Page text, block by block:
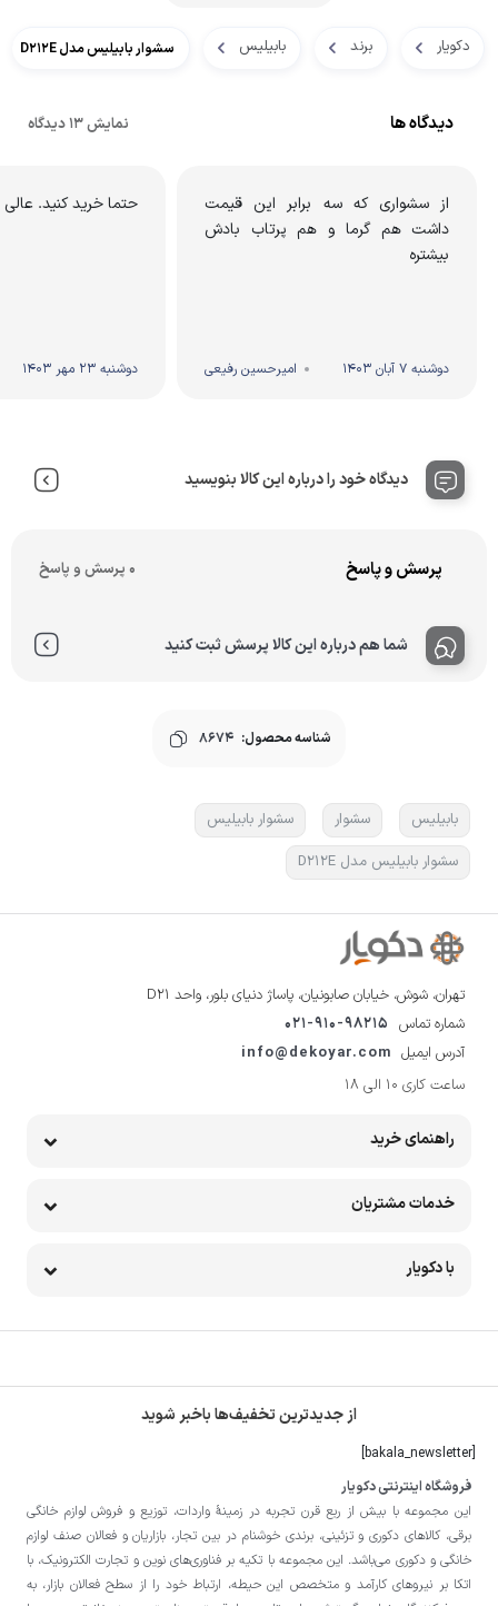
دکویار برند بابیلیس سشوار بابیلیس مدل D212E
دیدگاه ها نمایش 13 دیدگاه
از سشواری که سه برابر این قیمت
داشت هم گرما و هم پرتاب بادش
بیشتره
دوشنبه 7 آبان 1403 امیرحسین رفیعی
حتما خرید کنید. عالی
دوشنبه 23 مهر 1403
دیدگاه خود را درباره این کالا بنویسید
پرسش و پاسخ 0 پرسش و پاسخ
شما هم درباره این کالا پرسش ثبت کنید
شناسه محصول: 8674
بابیلیس سشوار
سشوار بابیلیس
سشوار بابیلیس مدل D212E
تهران، شوش، خیابان صابونیان، پاساژ دنیای بلور، واحد D21
شماره تماس 021-910-98215
آدرس ایمیل info@dekoyar.com
ساعت کاری 10 الی 18
راهنمای خرید
خدمات مشتریان
با دکویار
از جدیدترین تخفیف‌ها باخبر شوید
[bakala_newsletter]
فروشگاه اینترنتی دکویار
این مجموعه با بيش از ربع قرن تجربه در زمينۀ واردات، توزيع و فروش لوازم خانگی
برقی، کالاهای دکوری و تزئینی، برندی خوشنام در بين تجار، بازاريان و فعالان صنف لوازم
خانگی و دکوری می‌باشد. این مجموعه با تكيه بر فناوری‌های نوين و تجارت الكترونيک، با
اتکا بر نيروهای كارآمد و متخصص اين حيطه، ارتباط خود را از سطح فعالان بازار، به